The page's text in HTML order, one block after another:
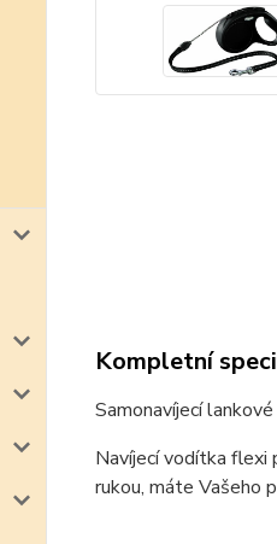
Kompletní
Samonavíjecí
Navíjecí vodítka flexi
rukou, máte Vašeho